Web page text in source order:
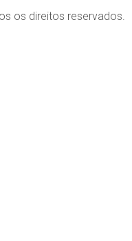
os direitos reservados.